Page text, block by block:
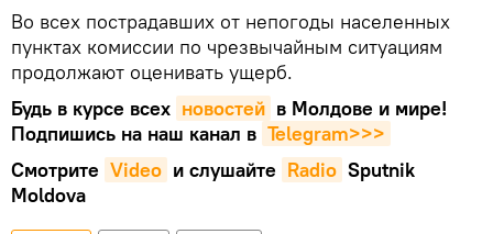
Во всех пострадавших от непогоды населенных
пунктах комиссии по чрезвычайным ситуациям
продолжают оценивать ущерб.
Будь в курсе всех новостей в Молдове и мире!
Подпишись на наш канал в Telegram>>>
Смотрите Video и слушайте Radio Sputnik
Moldova